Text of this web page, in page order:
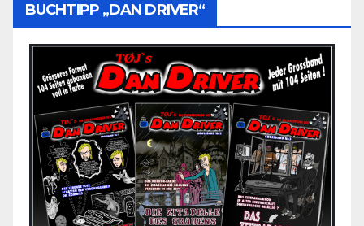
BUCHTIPP „DAN DRIVER“